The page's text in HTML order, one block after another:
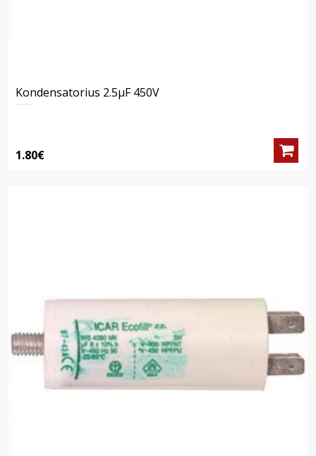
Kondensatorius 2.5μF 450V
1.80€